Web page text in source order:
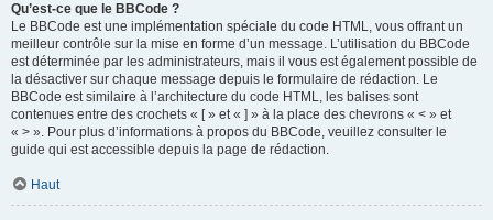
Qu’est-ce que le BBCode ?
Le BBCode est une implémentation spéciale du code HTML, vous offrant un
meilleur contrôle sur la mise en forme d’un message. L’utilisation du BBCode
est déterminée par les administrateurs, mais il vous est également possible de
la désactiver sur chaque message depuis le formulaire de rédaction. Le
BBCode est similaire à l’architecture du code HTML, les balises sont
contenues entre des crochets « [ » et « ] » à la place des chevrons « < » et
« > ». Pour plus d’informations à propos du BBCode, veuillez consulter le
guide qui est accessible depuis la page de rédaction.
Haut